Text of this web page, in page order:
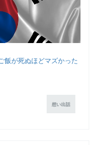
飯が死ぬほどマズかった
想い出話